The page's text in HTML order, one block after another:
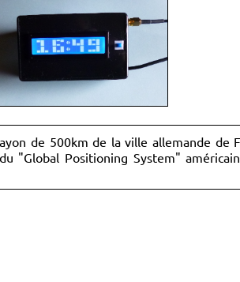
de 500km de la ville allemande de
"Global Positioning System"